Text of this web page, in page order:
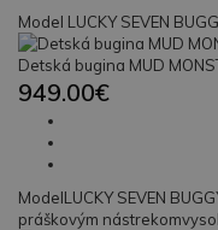
Model LUCKY SEVEN
Detská bugina MUD
949.00€
ModelLUCKY SEVEN
práškovým